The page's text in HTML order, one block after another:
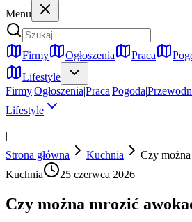
Menu
Firmy Ogłoszenia Praca
Lifestyle
Firmy|Ogłoszenia|Praca|Pogoda|
Lifestyle
|
Strona główna
Kuchnia
Czy
Kuchnia
25 czerwca 2026
Czy można mrozić